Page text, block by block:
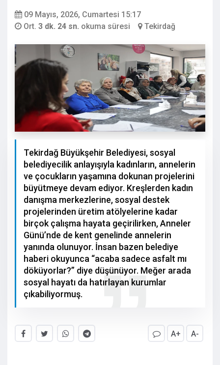
09 Mayıs, 2026, Cumartesi 15:17
Ort. 3 dk. 24 sn. okuma süresi Tekirdağ
Tekirdağ Büyükşehir Belediyesi, sosyal
belediyecilik anlayışıyla kadınların, annelerin
ve çocukların yaşamına dokunan projelerini
büyütmeye devam ediyor. Kreşlerden kadın
danışma merkezlerine, sosyal destek
projelerinden üretim atölyelerine kadar
birçok çalışma hayata geçirilirken, Anneler
Günü’nde de kent genelinde annelerin
yanında olunuyor. İnsan bazen belediye
haberi okuyunca “acaba sadece asfalt mı
döküyorlar?” diye düşünüyor. Meğer arada
sosyal hayatı da hatırlayan kurumlar
çıkabiliyormuş.
A+ A-